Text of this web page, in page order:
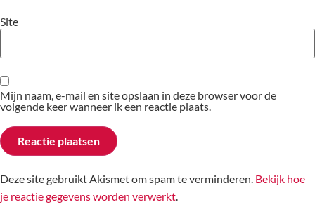
Site
Mijn naam, e-mail en site opslaan in deze browser voor de
volgende keer wanneer ik een reactie plaats.
Deze site gebruikt Akismet om spam te verminderen. Bekijk hoe
je reactie gegevens worden verwerkt